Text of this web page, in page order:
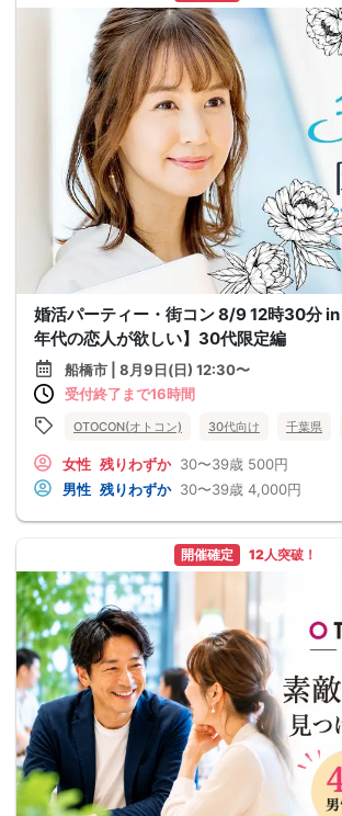
婚活パーティー・街コン 8/9 12時30分 in
年代の恋人が欲しい】30代限定編
船橋市 | 8月9日(日) 12:30〜
受付終了まで16時間
OTOCON(オトコン) 30代向け 千葉県
女性 残りわずか 30〜39歳 500円
男性 残りわずか 30〜39歳 4,000円
開催確定 12人突破！